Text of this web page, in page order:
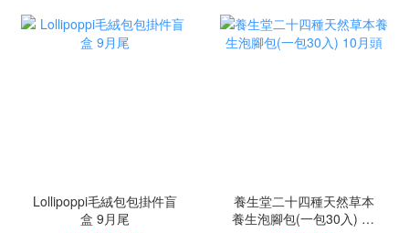
Lollipoppi毛絨包包掛件盲
盒 9月尾
養生堂二十四種天然草本
養生泡腳包(一包30入) 10